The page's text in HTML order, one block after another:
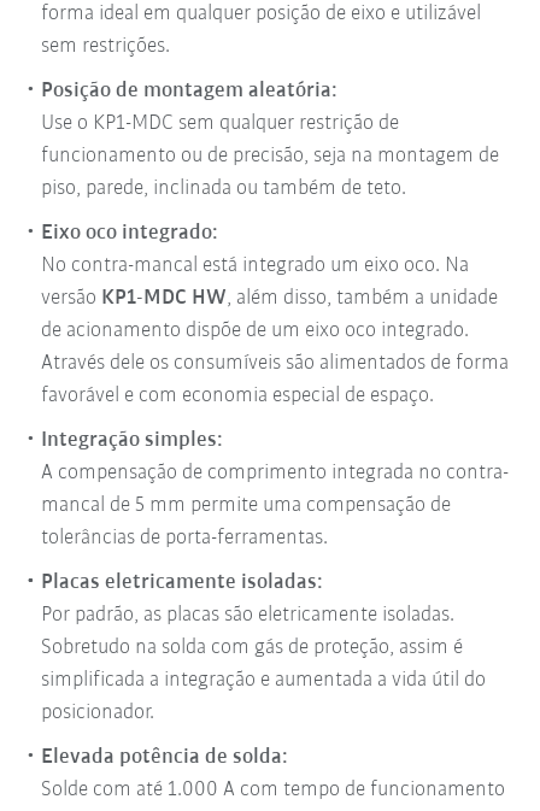
forma ideal em qualquer posição de eixo e utilizável
sem restrições.
Posição de montagem aleatória:
Use o KP1-MDC sem qualquer restrição de
funcionamento ou de precisão, seja na montagem de
piso, parede, inclinada ou também de teto.
Eixo oco integrado:
No contra-mancal está integrado um eixo oco. Na
versão KP1-MDC HW, além disso, também a unidade
de acionamento dispõe de um eixo oco integrado.
Através dele os consumíveis são alimentados de forma
favorável e com economia especial de espaço.
Integração simples:
A compensação de comprimento integrada no contra-
mancal de 5 mm permite uma compensação de
tolerâncias de porta-ferramentas.
Placas eletricamente isoladas:
Por padrão, as placas são eletricamente isoladas.
Sobretudo na solda com gás de proteção, assim é
simplificada a integração e aumentada a vida útil do
posicionador.
Elevada potência de solda:
Solde com até 1.000 A com tempo de funcionamento